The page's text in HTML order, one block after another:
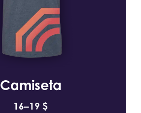
Camiseta
16–19 $